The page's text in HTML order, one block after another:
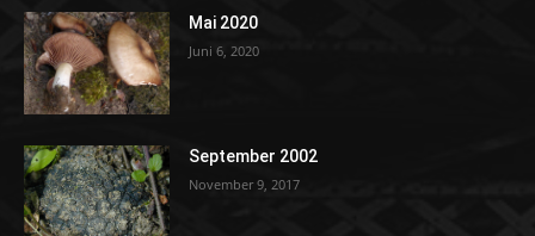
Mai 2020
Juni 6, 2020
September 2002
November 9, 2017